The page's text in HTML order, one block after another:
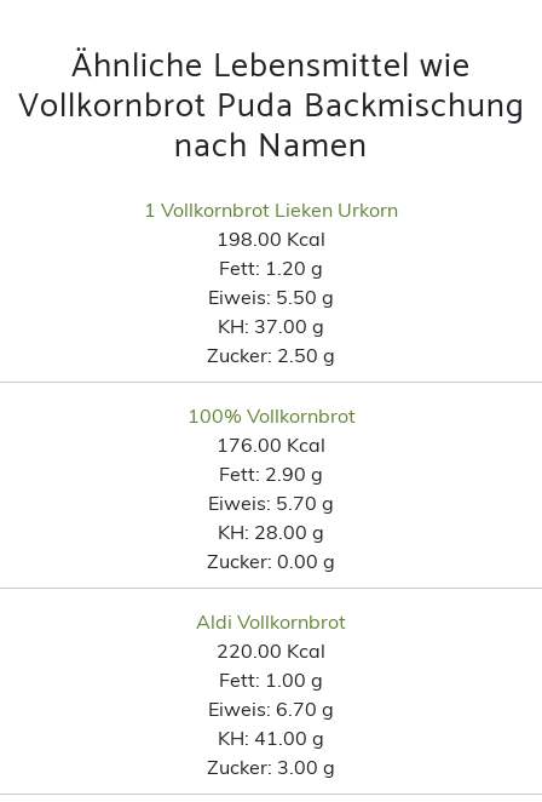
Ähnliche Lebensmittel wie
Vollkornbrot Puda Backmischung
nach Namen
1 Vollkornbrot Lieken Urkorn
198.00 Kcal
Fett: 1.20 g
Eiweis: 5.50 g
KH: 37.00 g
Zucker: 2.50 g
100% Vollkornbrot
176.00 Kcal
Fett: 2.90 g
Eiweis: 5.70 g
KH: 28.00 g
Zucker: 0.00 g
Aldi Vollkornbrot
220.00 Kcal
Fett: 1.00 g
Eiweis: 6.70 g
KH: 41.00 g
Zucker: 3.00 g